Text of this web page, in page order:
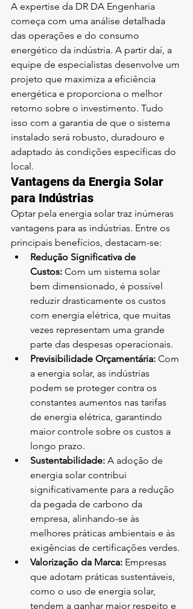
A expertise da DR DA Engenharia
começa com uma análise detalhada
das operações e do consumo
energético da indústria. A partir daí, a
equipe de especialistas desenvolve um
projeto que maximiza a eficiência
energética e proporciona o melhor
retorno sobre o investimento. Tudo
isso com a garantia de que o sistema
instalado será robusto, duradouro e
adaptado às condições específicas do
local.
Vantagens da Energia Solar
para Indústrias
Optar pela energia solar traz inúmeras
vantagens para as indústrias. Entre os
principais benefícios, destacam-se:
Redução Significativa de
Custos: Com um sistema solar
bem dimensionado, é possível
reduzir drasticamente os custos
com energia elétrica, que muitas
vezes representam uma grande
parte das despesas operacionais.
Previsibilidade Orçamentária: Com
a energia solar, as indústrias
podem se proteger contra os
constantes aumentos nas tarifas
de energia elétrica, garantindo
maior controle sobre os custos a
longo prazo.
Sustentabilidade: A adoção de
energia solar contribui
significativamente para a redução
da pegada de carbono da
empresa, alinhando-se às
melhores práticas ambientais e às
exigências de certificações verdes.
Valorização da Marca: Empresas
que adotam práticas sustentáveis,
como o uso de energia solar,
tendem a ganhar maior respeito e